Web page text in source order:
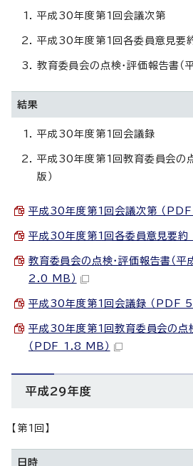
平成30年度第1回会議次第
平成30年度第1回各委員意見要
教育委員会の点検・評価報告書（
結果
平成30年度第1回会議録
平成30年度第1回教育委員会の点
版）
平成30年度第1回会議次第 （
平成30年度第1回各委員意見要
教育委員会の点検・評価報告書（
2.0 MB）
平成30年度第1回会議録 （PDF
平成30年度第1回教育委員会の点検
（PDF 1.8 MB）
平成29年度
【第1回】
日時